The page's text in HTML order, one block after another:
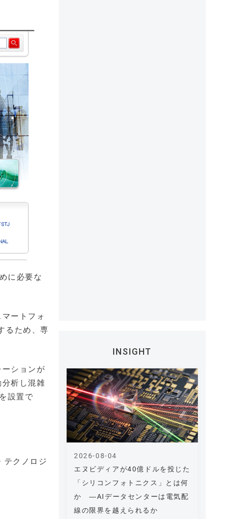
に必要な
ートフォ
るため、専
ションが
析し混雑
設置で
テクノロジ
INSIGHT
エヌビディアが40億ドルを投じた
「シリコンフォトニクス」とは何
か ―AIデータセンターは電気配
線の限界を越えられるか
2026-08-04